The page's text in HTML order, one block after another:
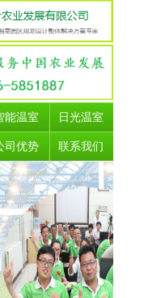
能温室 日光温室
司优势 联系我们